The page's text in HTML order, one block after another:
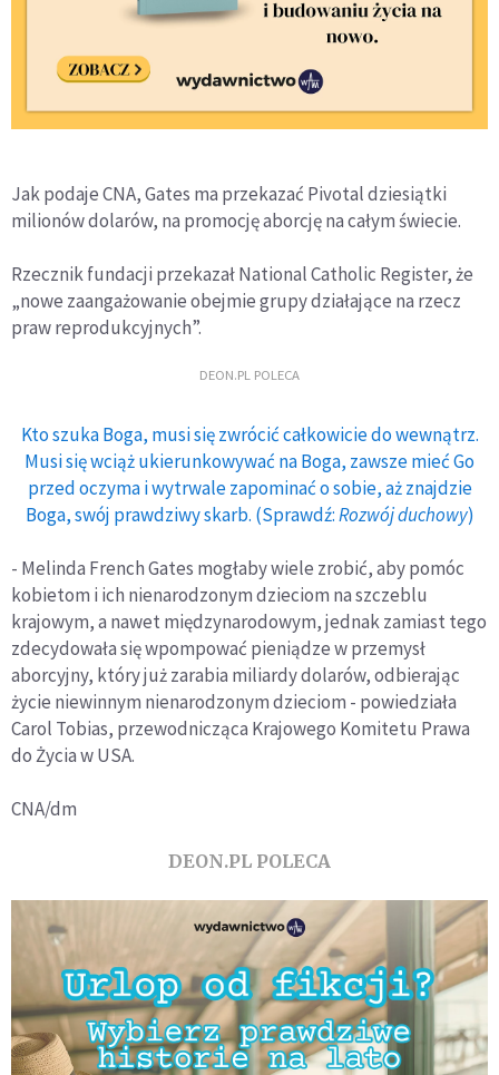
Jak podaje CNA, Gates ma przekazać Pivotal dziesiątki
milionów dolarów, na promocję aborcję na całym świecie.
Rzecznik fundacji przekazał National Catholic Register, że
„nowe zaangażowanie obejmie grupy działające na rzecz
praw reprodukcyjnych”.
DEON.PL POLECA
Kto szuka Boga, musi się zwrócić całkowicie do wewnątrz.
Musi się wciąż ukierunkowywać na Boga, zawsze mieć Go
przed oczyma i wytrwale zapominać o sobie, aż znajdzie
Boga, swój prawdziwy skarb. (Sprawdź:Rozwój duchowy)
- Melinda French Gates mogłaby wiele zrobić, aby pomóc
kobietom i ich nienarodzonym dzieciom na szczeblu
krajowym, a nawet międzynarodowym, jednak zamiast tego
zdecydowała się wpompować pieniądze w przemysł
aborcyjny, który już zarabia miliardy dolarów, odbierając
życie niewinnym nienarodzonym dzieciom - powiedziała
Carol Tobias, przewodnicząca Krajowego Komitetu Prawa
do Życia w USA.
CNA/dm
DEON.PL POLECA